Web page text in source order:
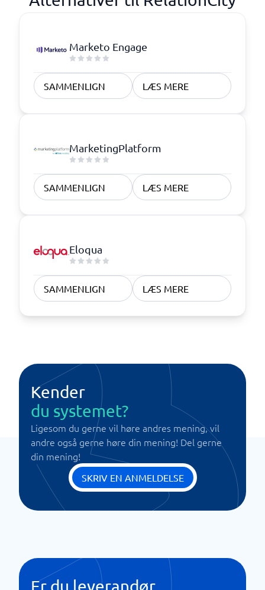
Marketo Engage
SAMMENLIGN LÆS MERE
MarketingPlatform
SAMMENLIGN LÆS MERE
Eloqua
SAMMENLIGN LÆS MERE
Kender
du systemet?
Ligesom du gerne vil høre andres mening, vil
andre også gerne høre din mening! Del gerne
din mening!
SKRIV EN ANMELDELSE